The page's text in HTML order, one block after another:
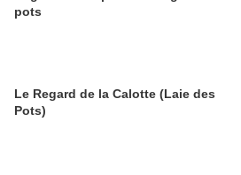
pots
Le Regard de la Calotte (Laie des
Pots)